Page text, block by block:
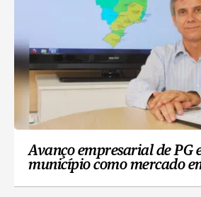
Avanço empresarial de PG
município como mercado